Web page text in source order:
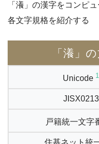
「瀁」の漢字をコンピ
各文字規格を紹介する
「瀁」
Unicode 1
JISX0213
戸籍統一文字
住基ネット統